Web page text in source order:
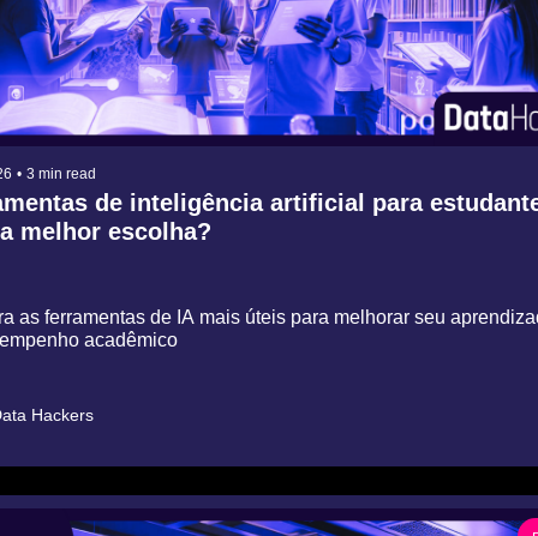
• 3 min read
de inteligência artificial para
melhor escolha?
as ferramentas de IA mais úteis para melhorar seu
acadêmico
Hackers